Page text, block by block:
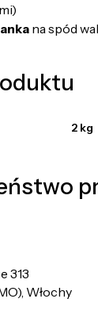
na spód
2 kg
313
Włochy